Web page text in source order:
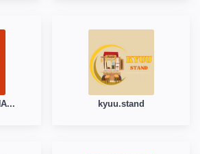
kyuu.stand